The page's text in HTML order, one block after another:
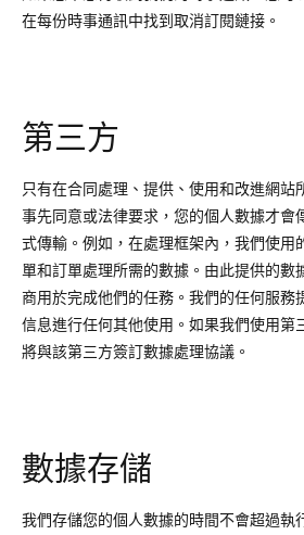
在每份時事通訊中找到取消訂閱鏈接。
第三方
只有在合同處理、提供、使用和改進網站
事先同意或法律要求，您的個人數據才會
式傳輸。例如，在處理框架內，我們使用
單和訂單處理所需的數據。由此提供的數
商用於完成他們的任務。我們的任何服務
信息進行任何其他使用。如果我們使用第
將與該第三方簽訂數據處理協議。
數據存儲
我們存儲您的個人數據的時間不會超過執